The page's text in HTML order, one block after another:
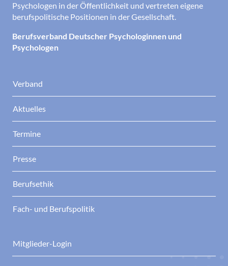
Psychologen in der Öffentlichkeit und vertreten eigene
berufspolitische Positionen in der Gesellschaft.
Berufsverband Deutscher Psychologinnen und
Psychologen
Verband
Aktuelles
Termine
Presse
Berufsethik
Fach- und Berufspolitik
Mitglieder-Login